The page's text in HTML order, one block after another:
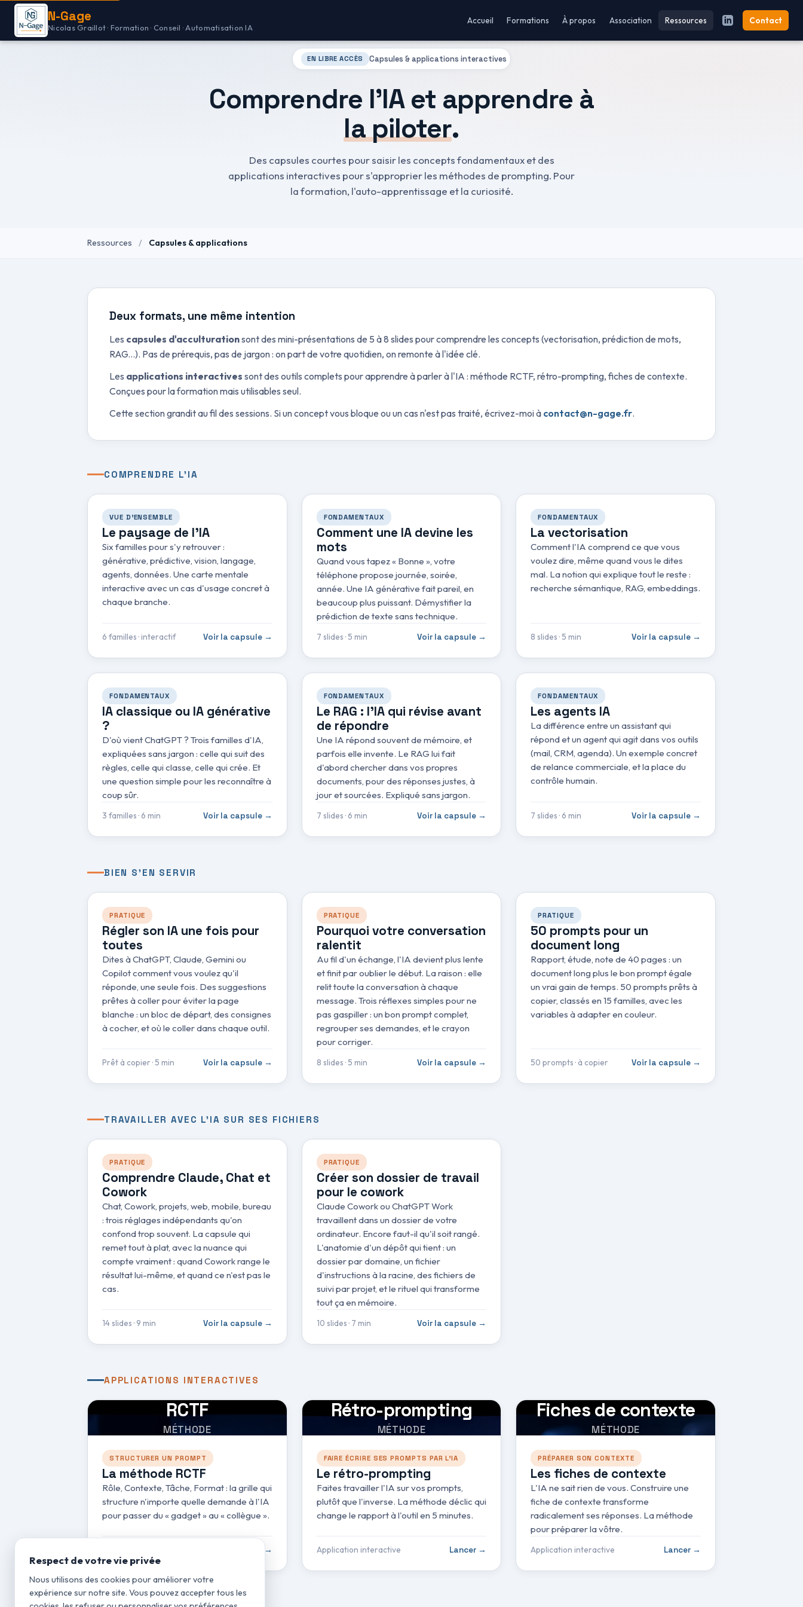
N-Gage
Nicolas Graillot · Formation · Conseil · Automatisation IA
Accueil Formations À propos Association Ressources Contact
EN LIBRE ACCÈS Capsules & applications interactives
Comprendre l'IA et apprendre à
la piloter.
Des capsules courtes pour saisir les concepts fondamentaux et des
applications interactives pour s'approprier les méthodes de prompting. Pour
la formation, l'auto-apprentissage et la curiosité.
Ressources / Capsules & applications
Deux formats, une même intention
Les capsules d'acculturationsont des mini-présentations de 5 à 8 slides pour comprendre les concepts (vectorisation, prédiction de mots,
RAG...). Pas de prérequis, pas de jargon : on part de votre quotidien, on remonte à l'idée clé.
Les applications interactives sont des outils complets pour apprendre à parler à l'IA : méthode RCTF, rétro-prompting, fiches de contexte.
Conçues pour la formation mais utilisables seul.
Cette section grandit au fil des sessions. Si un concept vous bloque ou un cas n'est pas traité, écrivez-moi à contact@n-gage.fr.
COMPRENDRE L'IA
VUE D'ENSEMBLE
Le paysage de l'IA
Six familles pour s'y retrouver :
générative, prédictive, vision, langage,
agents, données. Une carte mentale
interactive avec un cas d'usage concret à
chaque branche.
6 familles · interactif Voir la capsule →
FONDAMENTAUX
Comment une IA devine les
mots
Quand vous tapez « Bonne », votre
téléphone propose journée, soirée,
année. Une IA générative fait pareil, en
beaucoup plus puissant. Démystifier la
prédiction de texte sans technique.
7 slides · 5 min Voir la capsule →
FONDAMENTAUX
La vectorisation
Comment l'IA comprend ce que vous
voulez dire, même quand vous le dites
mal. La notion qui explique tout le reste :
recherche sémantique, RAG, embeddings.
8 slides · 5 min Voir la capsule →
FONDAMENTAUX
IA classique ou IA générative
?
D'où vient ChatGPT ? Trois familles d'IA,
expliquées sans jargon : celle qui suit des
règles, celle qui classe, celle qui crée. Et
une question simple pour les reconnaître à
coup sûr.
3 familles · 6 min Voir la capsule →
FONDAMENTAUX
Le RAG : l'IA qui révise avant
de répondre
Une IA répond souvent de mémoire, et
parfois elle invente. Le RAG lui fait
d'abord chercher dans vos propres
documents, pour des réponses justes, à
jour et sourcées. Expliqué sans jargon.
7 slides · 6 min Voir la capsule →
FONDAMENTAUX
Les agents IA
La différence entre un assistant qui
répond et un agent qui agit dans vos outils
(mail, CRM, agenda). Un exemple concret
de relance commerciale, et la place du
contrôle humain.
7 slides · 6 min Voir la capsule →
BIEN S'EN SERVIR
PRATIQUE
Régler son IA une fois pour
toutes
Dites à ChatGPT, Claude, Gemini ou
Copilot comment vous voulez qu'il
réponde, une seule fois. Des suggestions
prêtes à coller pour éviter la page
blanche : un bloc de départ, des consignes
à cocher, et où le coller dans chaque outil.
Prêt à copier · 5 min Voir la capsule →
PRATIQUE
Pourquoi votre conversation
ralentit
Au fil d'un échange, l'IA devient plus lente
et finit par oublier le début. La raison : elle
relit toute la conversation à chaque
message. Trois réflexes simples pour ne
pas gaspiller : un bon prompt complet,
regrouper ses demandes, et le crayon
pour corriger.
8 slides · 5 min Voir la capsule →
PRATIQUE
50 prompts pour un
document long
Rapport, étude, note de 40 pages : un
document long plus le bon prompt égale
un vrai gain de temps. 50 prompts prêts à
copier, classés en 15 familles, avec les
variables à adapter en couleur.
50 prompts · à copier Voir la capsule →
TRAVAILLER AVEC L'IA SUR SES FICHIERS
PRATIQUE
Comprendre Claude, Chat et
Cowork
Chat, Cowork, projets, web, mobile, bureau
: trois réglages indépendants qu'on
confond trop souvent. La capsule qui
remet tout à plat, avec la nuance qui
compte vraiment : quand Cowork range le
résultat lui-même, et quand ce n'est pas le
cas.
14 slides · 9 min Voir la capsule →
PRATIQUE
Créer son dossier de travail
pour le cowork
Claude Cowork ou ChatGPT Work
travaillent dans un dossier de votre
ordinateur. Encore faut-il qu'il soit rangé.
L'anatomie d'un dépôt qui tient : un
dossier par domaine, un fichier
d'instructions à la racine, des fichiers de
suivi par projet, et le rituel qui transforme
tout ça en mémoire.
10 slides · 7 min Voir la capsule →
APPLICATIONS INTERACTIVES
RCTF
MÉTHODE
STRUCTURER UN PROMPT
La méthode RCTF
Rôle, Contexte, Tâche, Format : la grille qui
structure n'importe quelle demande à l'IA
pour passer du « gadget » au « collègue ».
Lancer →
Rétro-prompting
MÉTHODE
FAIRE ÉCRIRE SES PROMPTS PAR L'IA
Le rétro-prompting
Faites travailler l'IA sur vos prompts,
plutôt que l'inverse. La méthode déclic qui
change le rapport à l'outil en 5 minutes.
Application interactive Lancer →
Fiches de contexte
MÉTHODE
PRÉPARER SON CONTEXTE
Les fiches de contexte
L'IA ne sait rien de vous. Construire une
fiche de contexte transforme
radicalement ses réponses. La méthode
pour préparer la vôtre.
Application interactive Lancer →
Respect de votre vie privée
Nous utilisons des cookies pour améliorer votre
expérience sur notre site. Vous pouvez accepter tous les